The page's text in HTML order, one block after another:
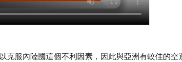
克服內陸國這個不利因素，因此與亞洲有較佳的空